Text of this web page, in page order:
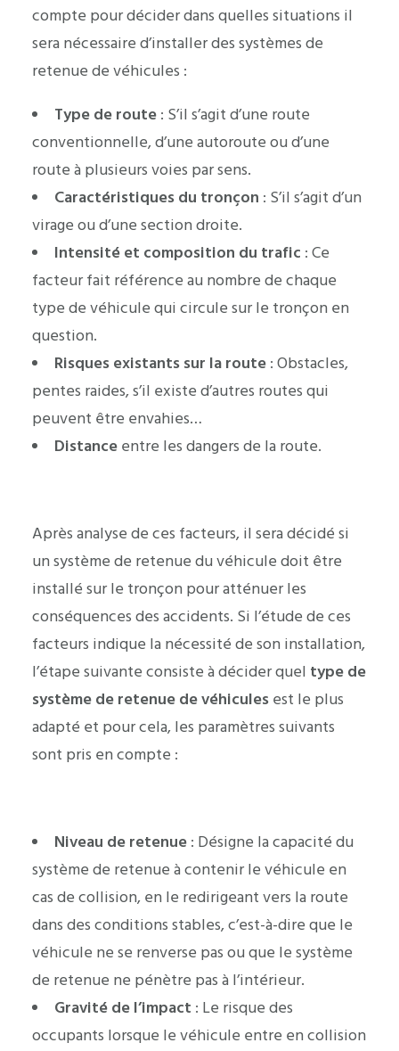
compte pour décider dans quelles situations il
sera nécessaire d’installer des systèmes de
retenue de véhicules :
Type de route : S’il s’agit d’une route
conventionnelle, d’une autoroute ou d’une
route à plusieurs voies par sens.
Caractéristiques du tronçon : S’il s’agit d’un
virage ou d’une section droite.
Intensité et composition du trafic : Ce
facteur fait référence au nombre de chaque
type de véhicule qui circule sur le tronçon en
question.
Risques existants sur la route : Obstacles,
pentes raides, s’il existe d’autres routes qui
peuvent être envahies…
Distance entre les dangers de la route.
Après analyse de ces facteurs, il sera décidé si
un système de retenue du véhicule doit être
installé sur le tronçon pour atténuer les
conséquences des accidents. Si l’étude de ces
facteurs indique la nécessité de son installation,
l’étape suivante consiste à décider quel type de
système de retenue de véhicules est le plus
adapté et pour cela, les paramètres suivants
sont pris en compte :
Niveau de retenue : Désigne la capacité du
système de retenue à contenir le véhicule en
cas de collision, en le redirigeant vers la route
dans des conditions stables, c’est-à-dire que le
véhicule ne se renverse pas ou que le système
de retenue ne pénètre pas à l’intérieur.
Gravité de l’impact : Le risque des
occupants lorsque le véhicule entre en collision